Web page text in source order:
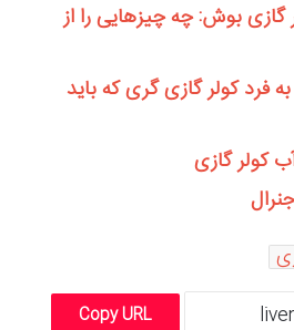
گازی بوش: چه چیزهایی را از
فرد کولر گازی گری که باید
کولر گازی
Copy URL